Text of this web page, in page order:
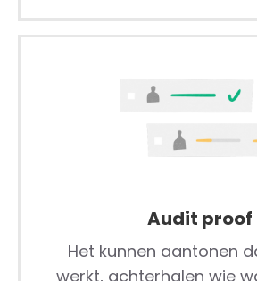
Audit proof
Het kunnen aantonen
werkt, achterhalen wie